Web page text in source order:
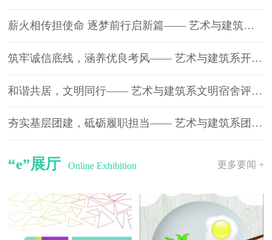
薪火相传担使命 逐梦前行启新篇—— 艺术与建筑系第四届聘书仪式暨表彰大会圆满举行
筑牢诚信底线，涵养优良考风—— 艺术与建筑系开展诚信考试宣誓大会
和谐共居，文明同行—— 艺术与建筑系文明宿舍评选活动圆满落幕
夯实基层团建，砥砺履职担当—— 艺术与建筑系团支部书记述职报告大会顺利召开
“e”展厅 Online Exhibition 更多要闻 +